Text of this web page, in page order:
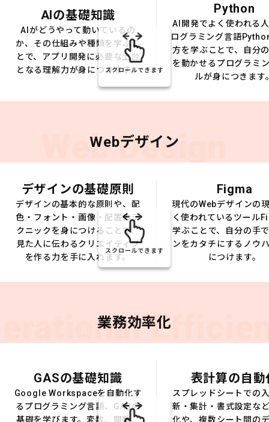
AIの基礎知識
AIがどうやって動いているの
か、その仕組みや種類を学ぶこ
とで、アプリ開発に必要な土台
となる理解力が身につきます。
Python
AI開発でよく使われる
ログラミング言語
方を学ぶことで、自分
を動かせるプログラミ
ルが身につきます
スクロールできます
Web Design
Webデザイン
デザインの基礎原則
デザインの基本的な原則や、配
色・フォント・画像・配置のテ
クニックを身につけることで、
見た人に伝わるクリエイティブ
を作る力を手に入れます。
Figma
現代のWebデザインの
く使われているツール
学ぶことで、自分の手
ンをカタチにするノウ
につけます。
スクロールできます
業務効率化
GASの基礎知識
Google Workspaceを自動化す
るプログラミング言語、GASの
基礎を学びます。変数、関数、
表計算の自動
スプレッドシートでの
新・集計・書式設定な
化や、複数シート間の